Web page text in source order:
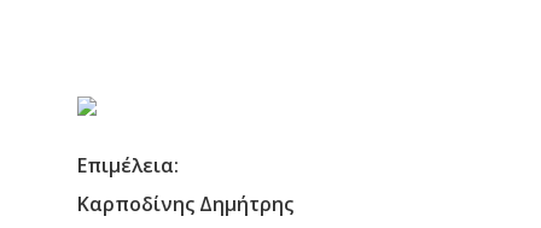
Επιμέλεια:
Καρποδίνης Δημήτρης